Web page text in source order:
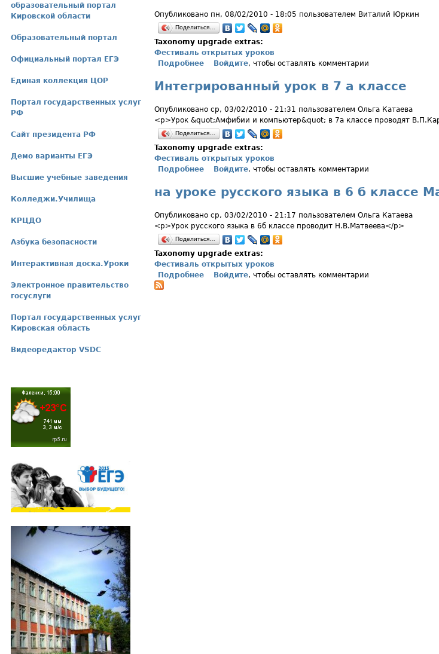
Опубликовано пн, 08/02/2010 - 18:05 пользователем Виталий Юркин
Поделиться…
Taxonomy upgrade extras:
Фестиваль открытых уроков
Подробнее о урок русского языка Оленёва Е.О.
Войдите, чтобы оставлять комментарии
Интегрированный урок в 7 а классе
Опубликовано ср, 03/02/2010 - 21:31 пользователем Ольга Катаева
<p>Урок &quot;Амфибии и компьютер&quot; в 7а классе проводят
Поделиться…
Taxonomy upgrade extras:
Фестиваль открытых уроков
Подробнее о Интегрированный урок в 7 а классе
Войдите, чтобы оставлять комментарии
на уроке русского языка в 6 б классе
Опубликовано ср, 03/02/2010 - 21:17 пользователем Ольга Катаева
<p>Урок русского языка в 6б классе проводит Н.В.Матвеева</p>
Поделиться…
Taxonomy upgrade extras:
Фестиваль открытых уроков
Подробнее о на уроке русского языка в 6 б классе Матвеева Н.А.
Войдите, чтобы оставлять комментарии
образовательный портал
Кировской области
Образовательный портал
Официальный портал ЕГЭ
Единая коллекция ЦОР
Портал государственных услуг
РФ
Сайт президента РФ
Демо варианты ЕГЭ
Высшие учебные заведения
Колледжи.Училища
КРЦДО
Азбука безопасности
Интерактивная доска.Уроки
Электронное правительство
госуслуги
Портал государственных услуг
Кировская область
Видеоредактор VSDC